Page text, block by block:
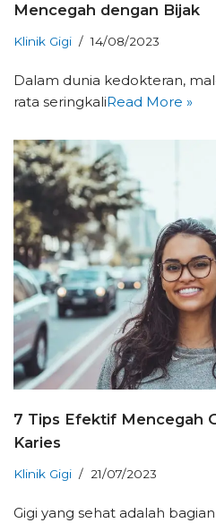
Mencegah dengan Bijak
Klinik Gigi 14/08/2023
Dalam dunia kedokteran,
rata seringkaliRead More »
7 Tips Efektif Mencegah
Karies
Klinik Gigi 21/07/2023
Gigi yang sehat adalah